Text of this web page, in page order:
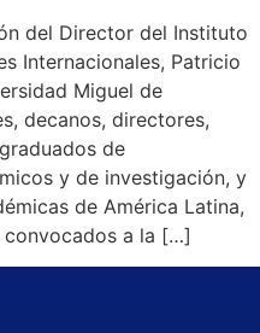
del Director del Instituto
Internacionales, Patricio
Miguel de
decanos, directores,
de
y de investigación, y
de América Latina,
convocados a la […]